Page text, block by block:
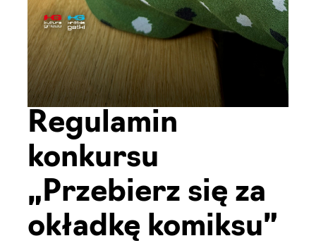
Regulamin
konkursu
„Przebierz się za
okładkę komiksu”